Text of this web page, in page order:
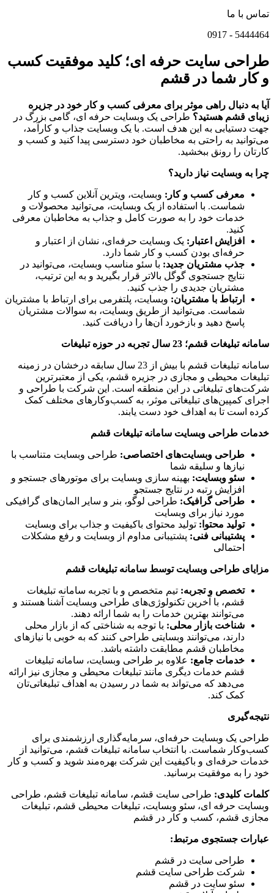
تماس با ما
5444464
-
0917
طراحی سایت حرفه ای؛ کلید موفقیت کسب
و کار شما در قشم
آیا به دنبال راهی موثر برای معرفی کسب و کار خود در جزیره
زیبای قشم هستید؟ طراحی یک وبسایت حرفه ای، گامی بزرگ در
جهت دستیابی به این هدف است. با یک وبسایت جذاب و کارآمد،
می‌توانید به راحتی به مخاطبان خود دسترسی پیدا کنید و کسب و
کارتان را رونق ببخشید.
چرا به وبسایت نیاز دارید؟
معرفی کسب و کار: وبسایت، ویترین آنلاین کسب و کار
شماست. با استفاده از یک وبسایت، می‌توانید محصولات و
خدمات خود را به صورت کامل و جذاب به مخاطبان معرفی
کنید.
افزایش اعتبار: یک وبسایت حرفه‌ای، نشان از اعتبار و
حرفه‌ای بودن کسب و کار شما دارد.
جذب مشتریان جدید: با سئو مناسب وبسایت، می‌توانید در
نتایج جستجوی گوگل بالاتر قرار بگیرید و به این ترتیب،
مشتریان جدیدی را جذب کنید.
ارتباط با مشتریان: وبسایت، پلتفرمی برای ارتباط با مشتریان
شماست. می‌توانید از طریق وبسایت، به سوالات مشتریان
پاسخ دهید و بازخورد آن‌ها را دریافت کنید.
سامانه تبلیغات قشم؛ 23 سال تجربه در حوزه تبلیغات
سامانه تبلیغات قشم با بیش از 23 سال سابقه درخشان در زمینه
تبلیغات محیطی و مجازی در جزیره قشم، یکی از معتبرترین
شرکت‌های تبلیغاتی در این منطقه است. این شرکت با طراحی و
اجرای کمپین‌های تبلیغاتی موثر، به کسب‌وکارهای مختلف کمک
کرده است تا به اهداف خود دست یابند.
خدمات طراحی وبسایت سامانه تبلیغات قشم
طراحی وبسایت‌های اختصاصی: طراحی وبسایت متناسب با
نیازها و سلیقه شما
سئو وبسایت: بهینه سازی وبسایت برای موتورهای جستجو و
افزایش رتبه در نتایج جستجو
طراحی گرافیک: طراحی لوگو، بنر و سایر المان‌های گرافیکی
مورد نیاز برای وبسایت
تولید محتوا: تولید محتوای باکیفیت و جذاب برای وبسایت
پشتیبانی فنی: پشتیبانی مداوم از وبسایت و رفع مشکلات
احتمالی
مزایای طراحی وبسایت توسط سامانه تبلیغات قشم
تخصص و تجربه: تیم متخصص و با تجربه سامانه تبلیغات
قشم، با آخرین تکنولوژی‌های طراحی وبسایت آشنا هستند و
می‌توانند بهترین خدمات را به شما ارائه دهند.
شناخت بازار محلی: با توجه به شناختی که از بازار محلی
دارند، می‌توانند وبسایتی طراحی کنند که به خوبی با نیازهای
مخاطبان قشم مطابقت داشته باشد.
خدمات جامع: علاوه بر طراحی وبسایت، سامانه تبلیغات
قشم خدمات دیگری مانند تبلیغات محیطی و مجازی نیز ارائه
می‌دهد که می‌تواند به شما در رسیدن به اهداف تبلیغاتی‌تان
کمک کند.
نتیجه‌گیری
طراحی یک وبسایت حرفه‌ای، سرمایه‌گذاری ارزشمندی برای
کسب‌وکار شماست. با انتخاب سامانه تبلیغات قشم، می‌توانید از
خدمات حرفه‌ای و باکیفیت این شرکت بهره‌مند شوید و کسب و کار
خود را به موفقیت برسانید.
کلمات کلیدی: طراحی سایت قشم، سامانه تبلیغات قشم، طراحی
وبسایت حرفه ای، سئو وبسایت، تبلیغات محیطی قشم، تبلیغات
مجازی قشم، کسب و کار در قشم
عبارات جستجوی مرتبط:
طراحی سایت در قشم
شرکت طراحی سایت قشم
سئو سایت در قشم